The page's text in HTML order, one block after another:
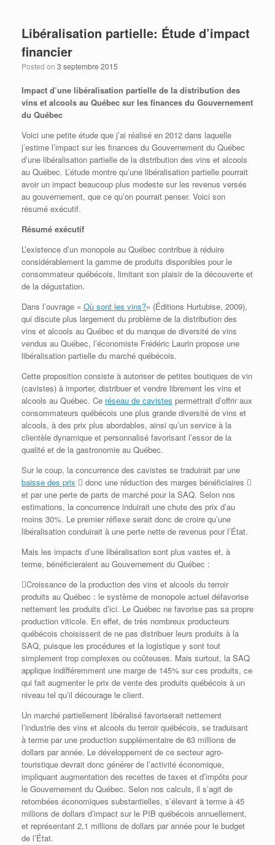
Libéralisation partielle: Étude d’impact
financier
Posted on 3 septembre 2015
Impact d’une libéralisation partielle de la distribution des
vins et alcools au Québec sur les finances du Gouvernement
du Québec
Voici une petite étude que j’ai réalisé en 2012 dans laquelle
j’estime l’impact sur les finances du Gouvernement du Québec
d’une libéralisation partielle de la distribution des vins et alcools
au Québec. L’étude montre qu’une libéralisation partielle pourrait
avoir un impact beaucoup plus modeste sur les revenus versés
au gouvernement, que ce qu’on pourrait penser. Voici son
résumé exécutif.
Résumé exécutif
L’existence d’un monopole au Québec contribue à réduire
considérablement la gamme de produits disponibles pour le
consommateur québécois, limitant son plaisir de la découverte et
de la dégustation.
Dans l’ouvrage « Où sont les vins?» (Éditions Hurtubise, 2009),
qui discute plus largement du problème de la distribution des
vins et alcools au Québec et du manque de diversité de vins
vendus au Québec, l’économiste Frédéric Laurin propose une
libéralisation partielle du marché québécois.
Cette proposition consiste à autoriser de petites boutiques de vin
(cavistes) à importer, distribuer et vendre librement les vins et
alcools au Québec. Ce réseau de cavistes permettrait d’offrir aux
consommateurs québécois une plus grande diversité de vins et
alcools, à des prix plus abordables, ainsi qu’un service à la
clientèle dynamique et personnalisé favorisant l’essor de la
qualité et de la gastronomie au Québec.
Sur le coup, la concurrence des cavistes se traduirait par une
baisse des prix  donc une réduction des marges bénéficiaires 
et par une perte de parts de marché pour la SAQ. Selon nos
estimations, la concurrence induirait une chute des prix d’au
moins 30%. Le premier réflexe serait donc de croire qu’une
libéralisation conduirait à une perte nette de revenus pour l’État.
Mais les impacts d’une libéralisation sont plus vastes et, à
terme, bénéficieraient au Gouvernement du Québec :
Croissance de la production des vins et alcools du terroir
produits au Québec : le système de monopole actuel défavorise
nettement les produits d’ici. Le Québec ne favorise pas sa propre
production viticole. En effet, de très nombreux producteurs
québécois choisissent de ne pas distribuer leurs produits à la
SAQ, puisque les procédures et la logistique y sont tout
simplement trop complexes ou coûteuses. Mais surtout, la SAQ
applique indifféremment une marge de 145% sur ces produits, ce
qui fait augmenter le prix de vente des produits québécois à un
niveau tel qu’il décourage le client.
Un marché partiellement libéralisé favoriserait nettement
l’industrie des vins et alcools du terroir québécois, se traduisant
à terme par une production supplémentaire de 63 millions de
dollars par année. Le développement de ce secteur agro-
touristique devrait donc générer de l’activité économique,
impliquant augmentation des recettes de taxes et d’impôts pour
le Gouvernement du Québec. Selon nos calculs, il s’agit de
retombées économiques substantielles, s’élevant à terme à 45
millions de dollars d’impact sur le PIB québécois annuellement,
et représentant 2,1 millions de dollars par année pour le budget
de l’État.